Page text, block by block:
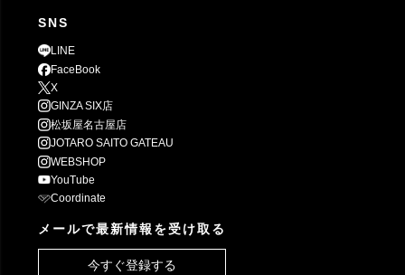
SNS
LINE
FaceBook
X
GINZA SIX店
松坂屋名古屋店
JOTARO SAITO GATEAU
WEBSHOP
YouTube
Coordinate
メールで最新情報を受け取る
今すぐ登録する